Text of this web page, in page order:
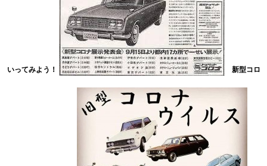
いってみよう！ 新型コロ